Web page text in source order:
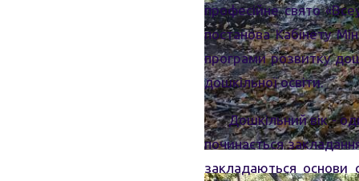
професійне свято
постанова Кабінету
програми розвитку
дошкільної освіти.
Дошкільний вік -
починається
закладаються основи